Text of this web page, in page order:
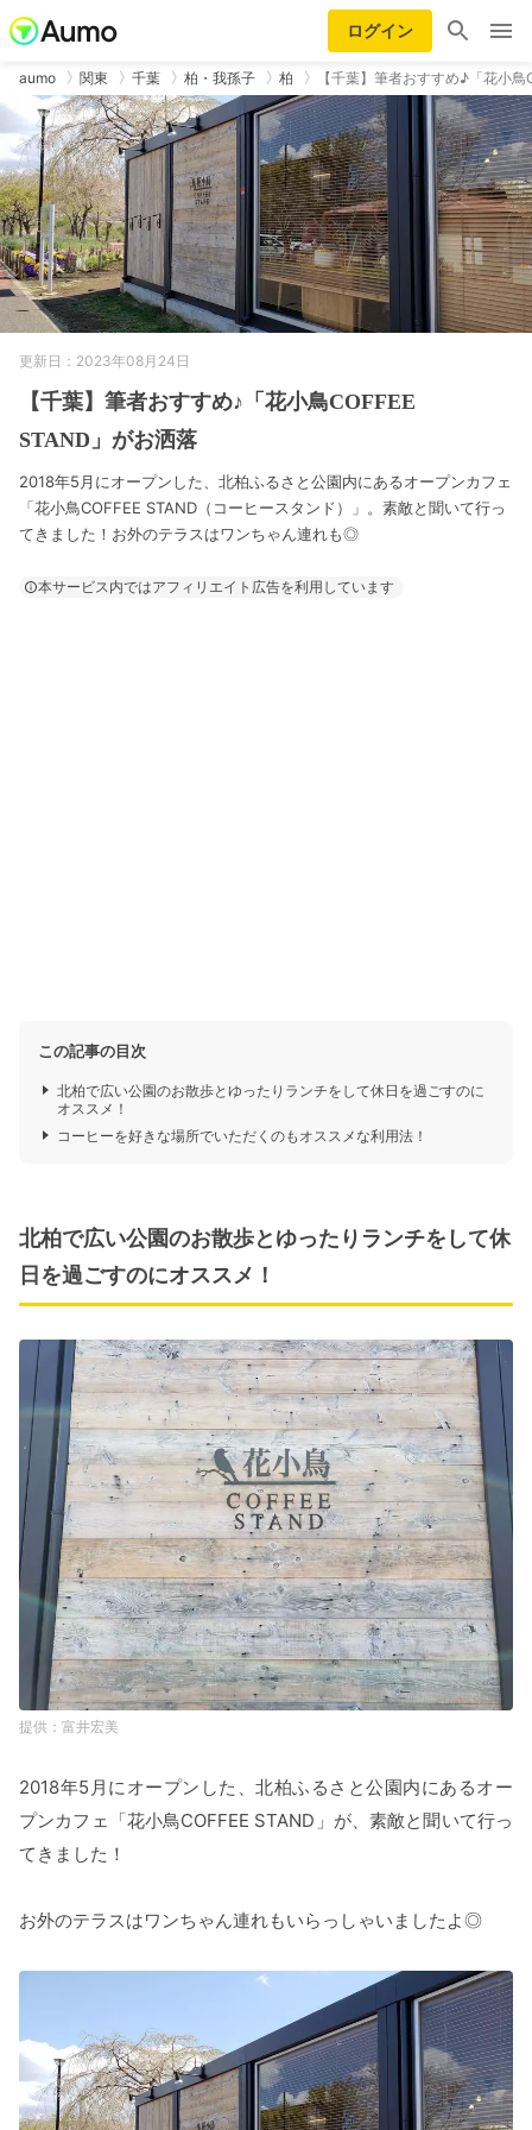
ログイン
aumo 関東 千葉 柏・我孫子 柏 【千葉】筆者おすすめ♪「花小
更新日：2023年08月24日
【千葉】筆者おすすめ♪「花小鳥COFFEE
STAND」がお洒落
2018年5月にオープンした、北柏ふるさと公園内にあるオープンカフェ
「花小鳥COFFEE STAND（コーヒースタンド）」。素敵と聞いて行っ
てきました！お外のテラスはワンちゃん連れも◎
本サービス内ではアフィリエイト広告を利用しています
この記事の目次
北柏で広い公園のお散歩とゆったりランチをして休日を過ごすのに
オススメ！
コーヒーを好きな場所でいただくのもオススメな利用法！
北柏で広い公園のお散歩とゆったりランチをして休
日を過ごすのにオススメ！
富井宏美
2018年5月にオープンした、北柏ふるさと公園内にあるオー
プンカフェ「花小鳥COFFEE STAND」が、素敵と聞いて行っ
てきました！
お外のテラスはワンちゃん連れもいらっしゃいましたよ◎